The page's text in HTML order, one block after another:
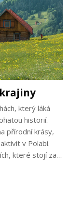
který láká
historií.
přírodní krásy,
v Polabí.
které stojí za